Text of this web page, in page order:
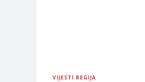
VIJESTI REGIJA